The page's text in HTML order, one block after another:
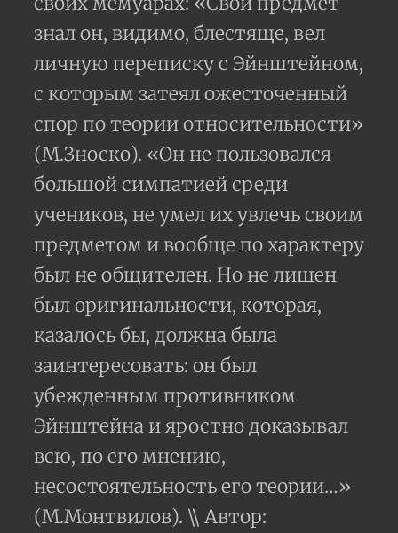
знал он, видимо, блестяще, вел
личную переписку с Эйнштейном,
с которым затеял ожесточенный
спор по теории относительности»
(М.Зноско). «Он не пользовался
большой симпатией среди
учеников, не умел их увлечь своим
предметом и вообще по характеру
был не общителен. Но не лишен
был оригинальности, которая,
казалось бы, должна была
заинтересовать: он был
убежденным противником
Эйнштейна и яростно доказывал
всю, по его мнению,
несостоятельность его теории…»
(М.Монтвилов). \\ Автор: